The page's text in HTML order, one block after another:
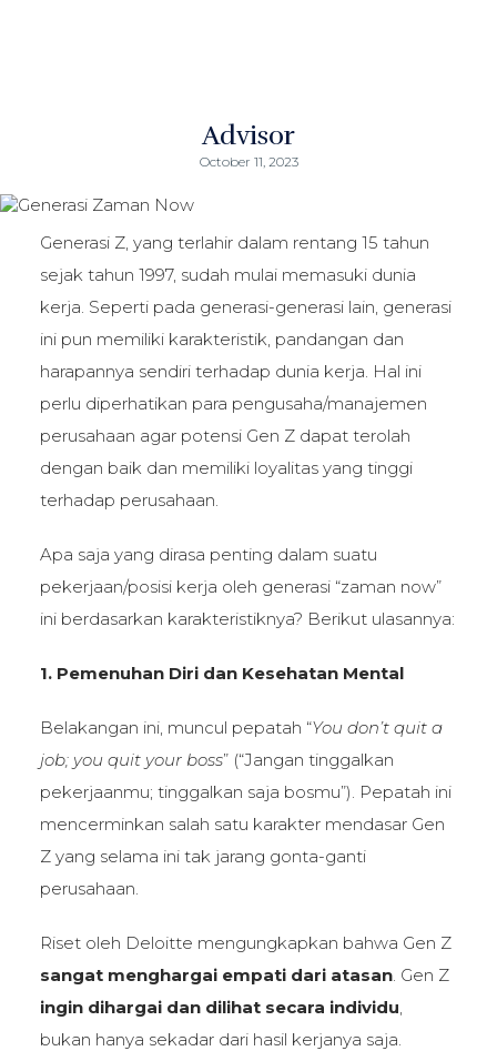
Advisor
October 11, 2023
Generasi Z, yang terlahir dalam rentang 15 tahun
sejak tahun 1997, sudah mulai memasuki dunia
kerja. Seperti pada generasi-generasi lain, generasi
ini pun memiliki karakteristik, pandangan dan
harapannya sendiri terhadap dunia kerja. Hal ini
perlu diperhatikan para pengusaha/manajemen
perusahaan agar potensi Gen Z dapat terolah
dengan baik dan memiliki loyalitas yang tinggi
terhadap perusahaan.
Apa saja yang dirasa penting dalam suatu
pekerjaan/posisi kerja oleh generasi “zaman now”
ini berdasarkan karakteristiknya? Berikut ulasannya:
1. Pemenuhan Diri dan Kesehatan Mental
Belakangan ini, muncul pepatah “You don’t quit a
job; you quit your boss” (“Jangan tinggalkan
pekerjaanmu; tinggalkan saja bosmu”). Pepatah ini
mencerminkan salah satu karakter mendasar Gen
Z yang selama ini tak jarang gonta-ganti
perusahaan.
Riset oleh Deloitte mengungkapkan bahwa Gen Z
sangat menghargai empati dari atasan. Gen Z
ingin dihargai dan dilihat secara individu
bukan hanya sekadar dari hasil kerjanya saja.